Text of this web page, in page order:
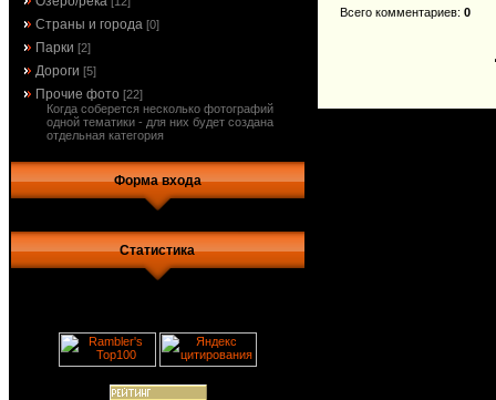
Страны и города [0]
Парки [2]
Дороги [5]
Прочие фото [22]
Когда соберется несколько фотографий
одной тематики - для них будет создана
отдельная категория
Форма входа
Статистика
Всего комментариев: 0